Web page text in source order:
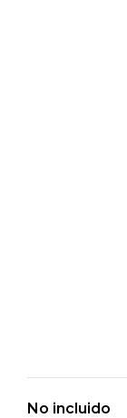
No incluido